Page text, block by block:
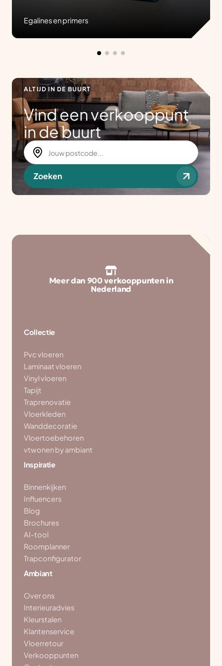
Egalines en primers
ALTIJD IN DE BUURT
Vind een verkooppunt
in de buurt
Zoeken
Meer dan 900 verkooppunten in
Nederland
Collectie
Pvc vloeren
Laminaat vloeren
Vinyl vloeren
Tapijt
Traprenovatie
Vloerkleden
Wanddecoratie
Vloertoebehoren
vtwonen by ambiant
Inspiratie
Binnenkijken
Influencers
Blog
Brochures
AI-tool
Roomplanner
Trapconfigurator
Ambiant
Over ons
Interieuradvies
Kleurstalen
Klantenservice
Vloerretour
Verkooppunten